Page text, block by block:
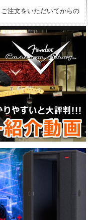
注文をいただいてからの